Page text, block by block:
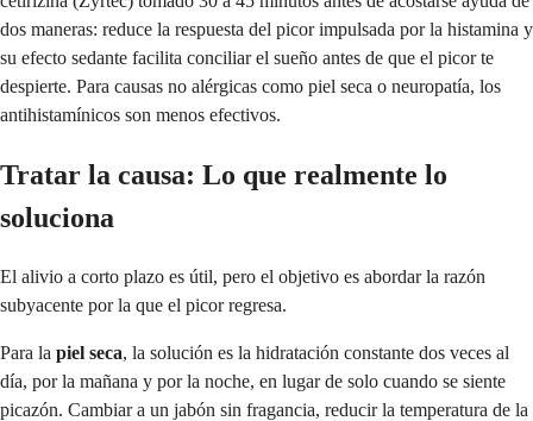
dos maneras: reduce la respuesta del picor impulsada por la histamina y
su efecto sedante facilita conciliar el sueño antes de que el picor te
despierte. Para causas no alérgicas como piel seca o neuropatía, los
antihistamínicos son menos efectivos.
Tratar la causa: Lo que realmente lo
soluciona
El alivio a corto plazo es útil, pero el objetivo es abordar la razón
subyacente por la que el picor regresa.
Para la piel seca, la solución es la hidratación constante dos veces al
día, por la mañana y por la noche, en lugar de solo cuando se siente
picazón. Cambiar a un jabón sin fragancia, reducir la temperatura de la